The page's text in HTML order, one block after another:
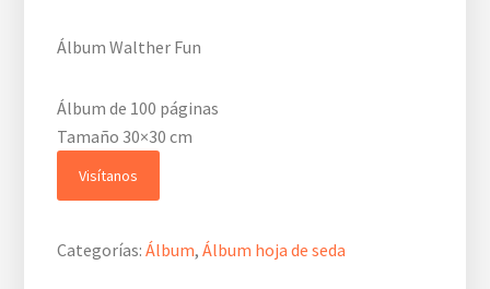
Álbum Walther Fun
Álbum de 100 páginas
Tamaño 30×30 cm
Visítanos
Categorías:Álbum,Álbum hoja de seda